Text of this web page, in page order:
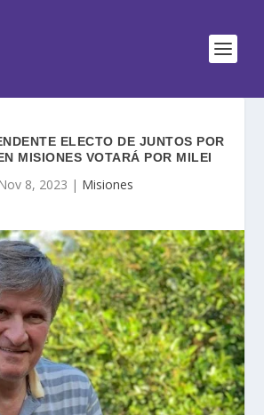
ELECTO DE JUNTOS POR
MISIONES VOTARÁ POR MILEI
Nov 8, 2023 | Misiones